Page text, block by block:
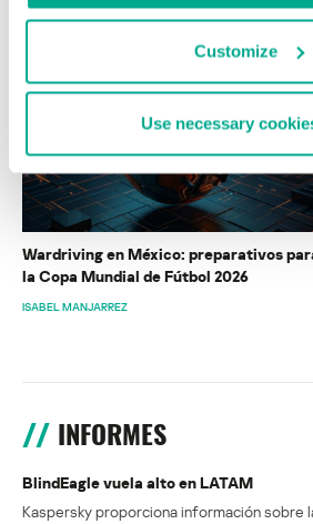
Customize
Use necessary
ÚLTIMAS
Wardriving en México: preparativos
la Copa Mundial de Fútbol 2026
ISABEL MANJARREZ
INFORMES
BlindEagle vuela alto en LATAM
Kaspersky proporciona información sobre